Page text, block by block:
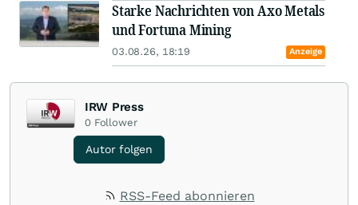
Starke Nachrichten von Axo Metals
und Fortuna Mining
03.08.26, 18:19 Anzeige
IRW Press
0 Follower
Autor folgen
RSS-Feed abonnieren